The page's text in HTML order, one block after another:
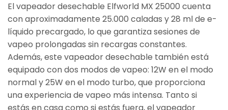
El vapeador desechable Elfworld MX 25000 cuenta
con aproximadamente 25.000 caladas y 28 ml de e-
líquido precargado, lo que garantiza sesiones de
vapeo prolongadas sin recargas constantes.
Además, este vapeador desechable también está
equipado con dos modos de vapeo: 12W en el modo
normal y 25W en el modo turbo, que proporciona
una experiencia de vapeo más intensa. Tanto si